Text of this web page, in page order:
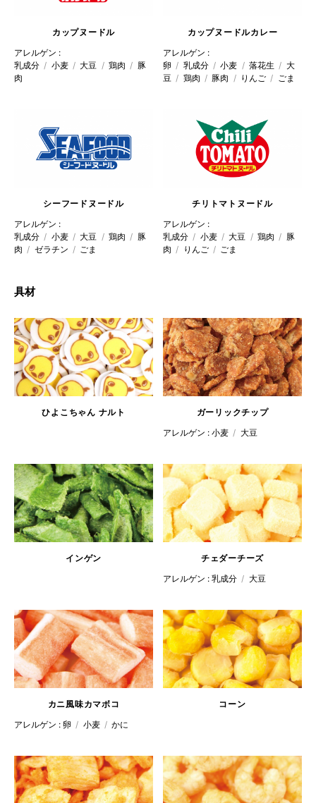
カップヌードル
アレルゲン :
乳成分
小麦 大豆 鶏肉
豚
肉
カップヌードルカレー
アレルゲン :
卵
乳成分 小麦 落花生
大
豆
鶏肉 豚肉 りんご ごま
シーフードヌードル
アレルゲン :
乳成分
小麦 大豆 鶏肉
豚
肉
ゼラチン ごま
チリトマトヌードル
アレルゲン :
乳成分
小麦 大豆 鶏肉
豚
肉
りんご ごま
具材
ひよこちゃん ナルト
ガーリックチップ
アレルゲン : 小麦 大豆
インゲン
チェダーチーズ
アレルゲン : 乳成分 大豆
カニ風味カマボコ
アレルゲン : 卵 小麦 かに
コーン